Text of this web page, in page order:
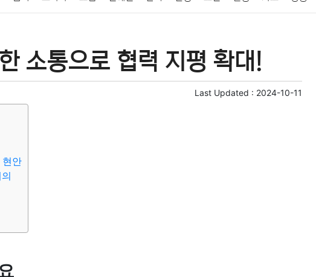
의료 의학 경제 마케팅 부동산 외국어 교육 교통
소통으로 협력 지평 확대!
Last Updated : 2024-10-11
안